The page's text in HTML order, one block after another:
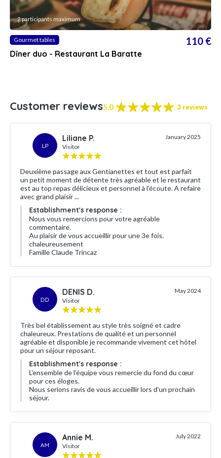
2 participants maximum
Gourmet tables
Dîner duo - Restaurant La Baratte
110 €
Customer reviews5.0 3 reviews
LP
Liliane P.
Visitor
January 2025
Deuxième passage aux Gentianettes et tout est parfait
un petit moment de détente très agréable et le restaurant
est au top repas délicieux et personnel à l'écoute. A refaire
avec grand plaisir ...
Establishment's response :
Nous vous remercions pour votre agréable
commentaire.
Au plaisir de vous accueillir pour une 3e fois.
chaleureusement
Famille Claude Trincaz
DD
DENIS D.
Visitor
May 2024
Très bel établissement au style très soigné et cadre
chaleureux. Prestations de qualité et un personnel
agréable et disponible je recommande vivement cet hôtel
pour un séjour reposant.
Establishment's response :
L'ensemble de l'équipe vous remercie du fond du cœur
pour ces éloges.
Nous serions ravis de vous accueillir lors d'un prochain
séjour.
AM
Annie M.
Visitor
July 2022